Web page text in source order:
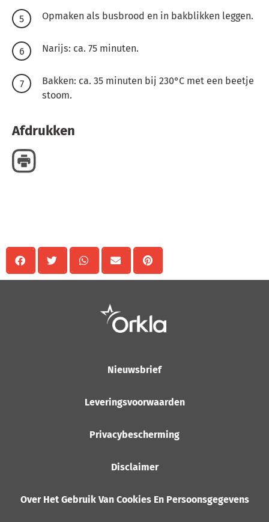
Opmaken als busbrood en in bakblikken leggen.
Narijs: ca. 75 minuten.
Bakken: ca. 35 minuten bij 230°C met een beetje
stoom.
Afdrukken
Nieuwsbrief
Leveringsvoorwaarden
Privacybescherming
Disclaimer
Over Het Gebruik Van Cookies En Persoonsgegevens